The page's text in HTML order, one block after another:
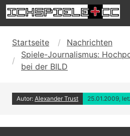
Startseite
Nachrichten
Spiele-Journalismus:
bei der BILD
Autor: Alexander Trust 25.01.2009,